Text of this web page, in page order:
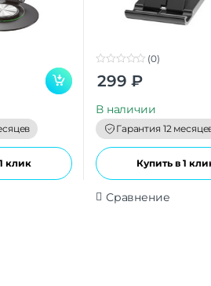
клик
o
o
(0)
299 ₽
В наличии
Гарантия 12
Купить в 1
Сравнение